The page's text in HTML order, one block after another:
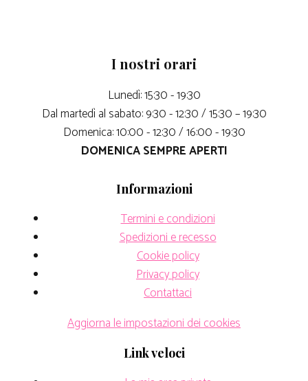
I nostri orari
Lunedì: 15:30 - 19:30
Dal martedì al sabato: 9:30 - 12:30 / 15:30 – 19:30
Domenica: 10:00 - 12:30 / 16:00 - 19:30
DOMENICA SEMPRE APERTI
Informazioni
Termini e condizioni
Spedizioni e recesso
Cookie policy
Privacy policy
Contattaci
Aggiorna le impostazioni dei cookies
Link veloci